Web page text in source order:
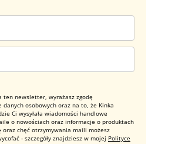
ten newsletter, wyrażasz zgodę
osobowych oraz na to, że Kinka
Ci wysyłała wiadomości handlowe
o nowościach oraz informacje o produktach
oraz chęć otrzymywania maili możesz
- szczegóły znajdziesz w mojej Polityce